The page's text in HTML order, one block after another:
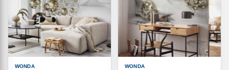
WONDA WONDA